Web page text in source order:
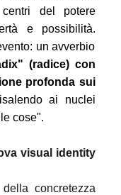
del potere
e possibilità.
un avverbio
(radice) con
profonda sui
ai nuclei
cose".
visual identity
concretezza